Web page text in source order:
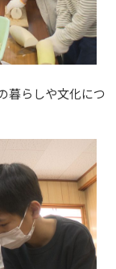
暮らしや文化につ